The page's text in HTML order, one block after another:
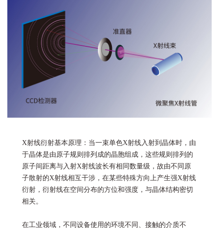
X射线衍射基本原理：当一束单色X射线入射到晶体时，由
于晶体是由原子规则排列成的晶胞组成，这些规则排列的
原子间距离与入射X射线波长有相同数量级，故由不同原
子散射的X射线相互干涉，在某些特殊方向上产生强X射线
衍射，衍射线在空间分布的方位和强度，与晶体结构密切
相关。
在工业领域，不同设备使用的环境不同、接触的介质不